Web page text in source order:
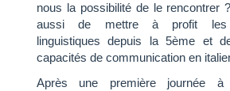
nous la possibilité de le rencontrer
aussi de mettre à profit les
linguistiques depuis la 5ème et
capacités de communication en
Après une première journée